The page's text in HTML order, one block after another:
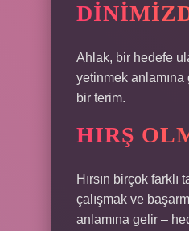
Ahlak, bir hedefe
yetinmek
bir terim.
HIRŞ
Hırsın birçok
çalışmak ve
anlamına gelir –